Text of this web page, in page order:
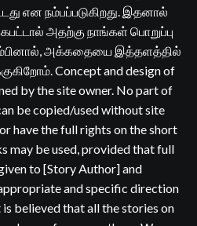
என நம்பப்படுகிறது. இதனால்
அதற்கு நாங்கள் பொறுப்பு
அக்கதையை இத்தளத்தில்
Concept and design of
by the site owner. No part of
be copied/used without site
have the full rights on the short
may be used, provided that full
to [Story Author] and
and specific direction
believed that all the stories on